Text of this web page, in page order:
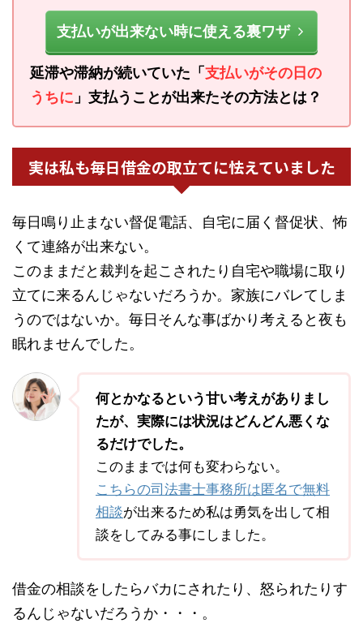
支払いが出来ない時に使える裏ワザ
延滞や滞納が続いていた「 支払いがその日の
うちに 」支払うことが出来たその方法とは？
実は私も毎日借金の取立てに怯えていました
毎日鳴り止まない督促電話、自宅に届く督促状、怖
くて連絡が出来ない。
このままだと裁判を起こされたり自宅や職場に取り
立てに来るんじゃないだろうか。家族にバレてしま
うのではないか。毎日そんな事ばかり考えると夜も
眠れませんでした。
何とかなるという甘い考えがありまし
たが、実際には状況はどんどん悪くな
るだけでした。
このままでは何も変わらない。
こちらの司法書士事務所は匿名で無料
相談が出来るため私は勇気を出して相
談をしてみる事にしました。
借金の相談をしたらバカにされたり、怒られたりす
るんじゃないだろうか・・・。